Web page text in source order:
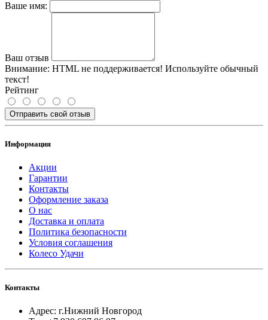
Ваше имя:
Ваш отзыв
Внимание: HTML не поддерживается! Используйте обычный
текст!
Рейтинг
Отправить свой отзыв
Информация
Акции
Гарантии
Контакты
Оформление заказа
О нас
Доставка и оплата
Политика безопасности
Условия соглашения
Колесо Удачи
Контакты
Адрес: г.Нижний Новгород